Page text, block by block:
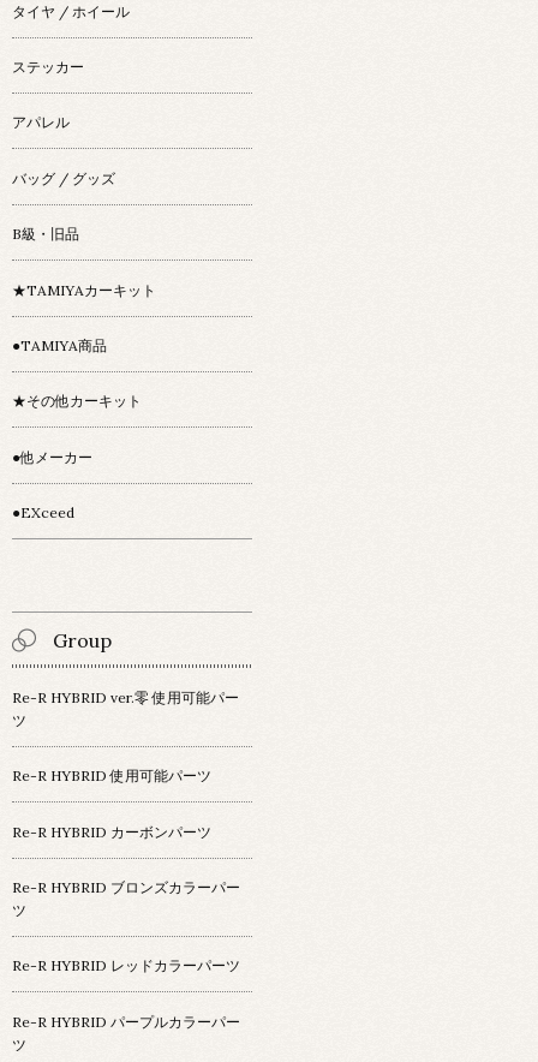
タイヤ / ホイール
ステッカー
アパレル
バッグ / グッズ
B級・旧品
★TAMIYAカーキット
●TAMIYA商品
★その他カーキット
●他メーカー
●EXceed
Group
Re-R HYBRID ver.零 使用可能パー
ツ
Re-R HYBRID 使用可能パーツ
Re-R HYBRID カーボンパーツ
Re-R HYBRID ブロンズカラーパー
ツ
Re-R HYBRID レッドカラーパーツ
Re-R HYBRID パープルカラーパー
ツ